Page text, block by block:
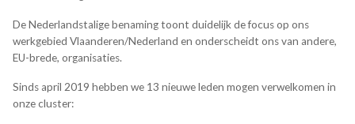
De Nederlandstalige benaming toont duidelijk de focus op ons
werkgebied Vlaanderen/Nederland en onderscheidt ons van andere,
EU-brede, organisaties.
Sinds april 2019 hebben we 13 nieuwe leden mogen verwelkomen in
onze cluster: